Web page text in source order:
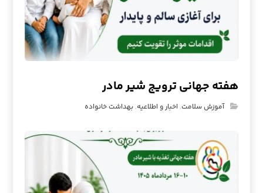
هفته جهانی ترویج شیر مادر
آموزش سلامت, اخبار و اطلاعیه,بهداشت خانواده